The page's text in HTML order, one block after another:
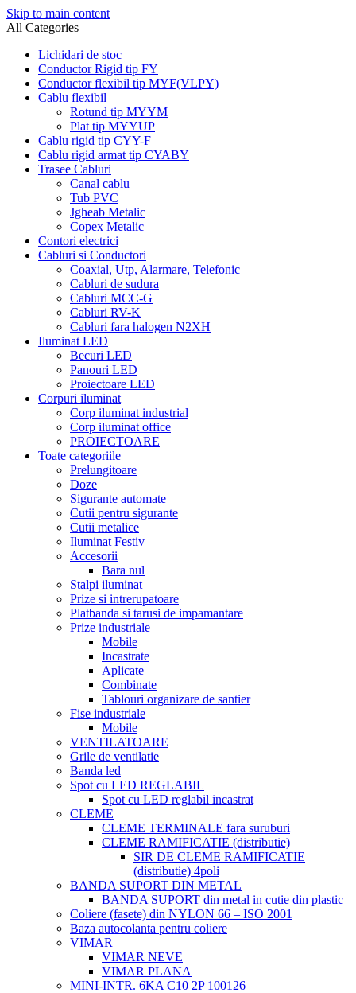
Skip to main content
All Categories
Lichidari de stoc
Conductor Rigid tip FY
Conductor flexibil tip MYF(VLPY)
Cablu flexibil
Rotund tip MYYM
Plat tip MYYUP
Cablu rigid tip CYY-F
Cablu rigid armat tip CYABY
Trasee Cabluri
Canal cablu
Tub PVC
Jgheab Metalic
Copex Metalic
Contori electrici
Cabluri si Conductori
Coaxial, Utp, Alarmare, Telefonic
Cabluri de sudura
Cabluri MCC-G
Cabluri RV-K
Cabluri fara halogen N2XH
Iluminat LED
Becuri LED
Panouri LED
Proiectoare LED
Corpuri iluminat
Corp iluminat industrial
Corp iluminat office
PROIECTOARE
Toate categoriile
Prelungitoare
Doze
Sigurante automate
Cutii pentru sigurante
Cutii metalice
Iluminat Festiv
Accesorii
Bara nul
Stalpi iluminat
Prize si intrerupatoare
Platbanda si tarusi de impamantare
Prize industriale
Mobile
Incastrate
Aplicate
Combinate
Tablouri organizare de santier
Fise industriale
Mobile
VENTILATOARE
Grile de ventilatie
Banda led
Spot cu LED REGLABIL
Spot cu LED reglabil incastrat
CLEME
CLEME TERMINALE fara suruburi
CLEME RAMIFICATIE (distributie)
SIR DE CLEME RAMIFICATIE
(distributie) 4poli
BANDA SUPORT DIN METAL
BANDA SUPORT din metal in cutie din plastic
Coliere (fasete) din NYLON 66 – ISO 2001
Baza autocolanta pentru coliere
VIMAR
VIMAR NEVE
VIMAR PLANA
MINI-INTR. 6KA C10 2P 100126